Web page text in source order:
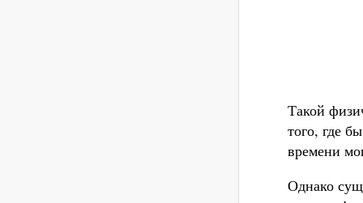
Такой
того, где
времени
Однако